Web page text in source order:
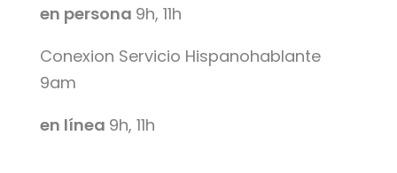
en persona 9h, 11h
Conexion Servicio Hispanohablante
9am
en línea 9h, 11h